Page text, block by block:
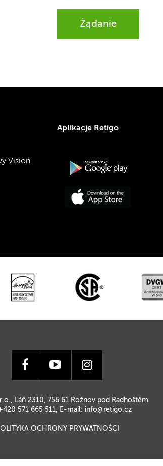
Żądanie
Vision
Aplikacje Retigo
Láň 2310, 756 61 Rožnov pod Radhoštěm
571 665 511, E-mail: info@retigo.cz
OCHRONY PRYWATNOŚCI